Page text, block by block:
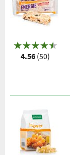
4.56 (50)